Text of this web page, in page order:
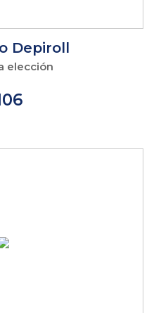
Depiroll
elección